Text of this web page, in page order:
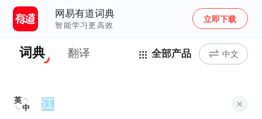
网易有道词典
智能学习更高效
立即下载
词典 翻译 全部产品 中文
英
中